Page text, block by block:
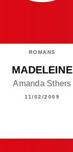
ROMANS
MADELEINE
Amanda Sthers
11/02/2009